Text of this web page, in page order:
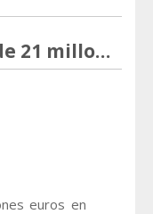
LIDL invertirá más de 21 millones euros en Lorquí (Murcia)
euros en